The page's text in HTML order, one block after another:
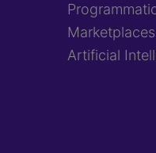
Marketplaces
Artificial